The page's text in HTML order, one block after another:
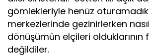
gömlekleriyle henüz
merkezlerinde gezinirlerken
dönüşümün elçileri olduklarının
değildiler.